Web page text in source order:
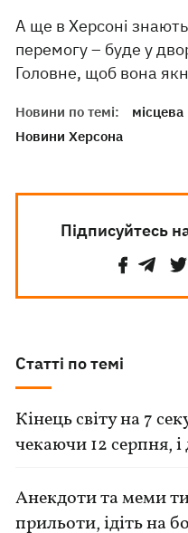
А ще в Херсоні
перемогу – буде у
Головне, щоб вона
Новини по темі:
Новини Херсона
Підписуйтесь
Статті по темі
Кінець світу на 7
чекаючи 12 серпня,
Анекдоти та меми
прильоти, ідіть на